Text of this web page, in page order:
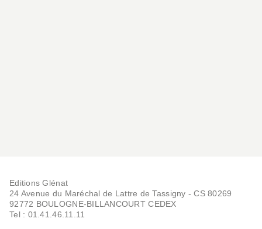
Editions Glénat
24 Avenue du Maréchal de Lattre de Tassigny - CS 80269
92772 BOULOGNE-BILLANCOURT CEDEX
Tel : 01.41.46.11.11